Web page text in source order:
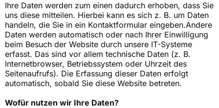
Ihre Daten werden zum einen dadurch erhoben, dass Sie
uns diese mitteilen. Hierbei kann es sich z. B. um Daten
handeln, die Sie in ein Kontaktformular eingeben.Andere
Daten werden automatisch oder nach Ihrer Einwilligung
beim Besuch der Website durch unsere IT-Systeme
erfasst. Das sind vor allem technische Daten (z. B.
Internetbrowser, Betriebssystem oder Uhrzeit des
Seitenaufrufs). Die Erfassung dieser Daten erfolgt
automatisch, sobald Sie diese Website betreten.
Wofür nutzen wir Ihre Daten?